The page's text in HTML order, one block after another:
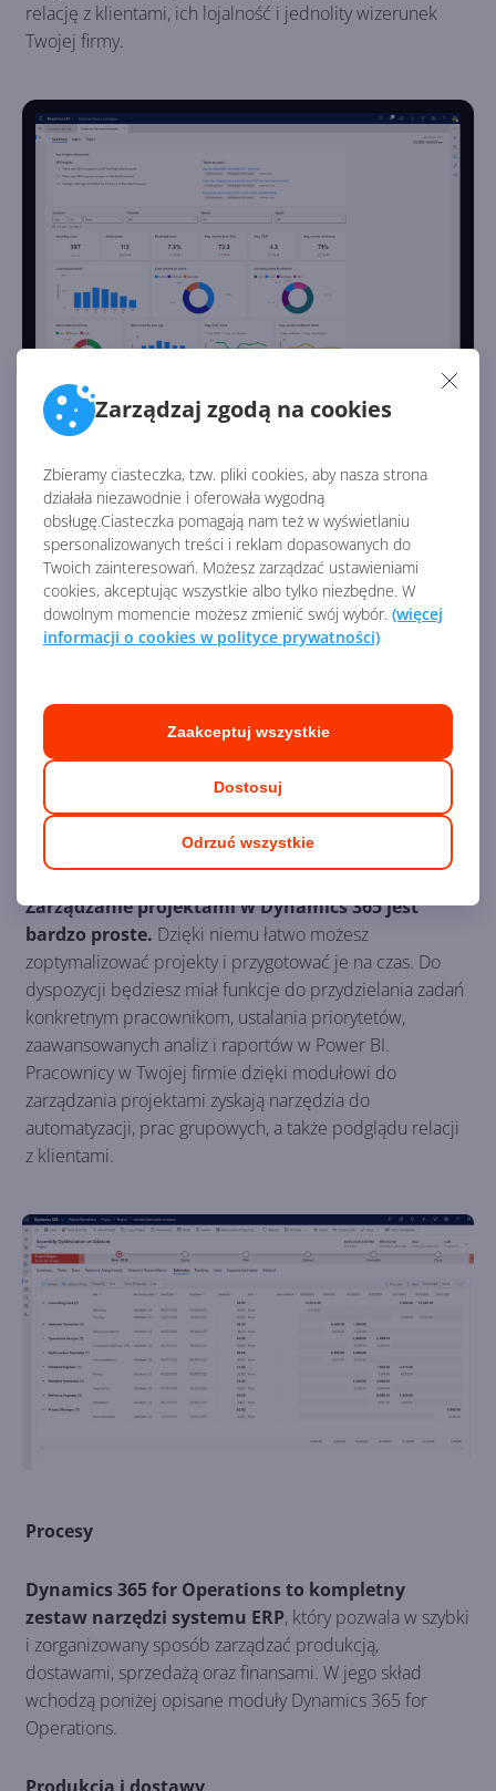
Zarządzaj zgodą na cookies
Zbieramy ciasteczka, tzw. pliki cookies, aby nasza strona
działała niezawodnie i oferowała wygodną
obsługę.Ciasteczka pomagają nam też w wyświetlaniu
spersonalizowanych treści i reklam dopasowanych do
Twoich zainteresowań. Możesz zarządzać ustawieniami
cookies, akceptując wszystkie albo tylko niezbędne. W
dowolnym momencie możesz zmienić swój wybór. (więcej
informacji o cookies w polityce prywatności)
Odrzuć wszystkie
Dostosuj
Zaakceptuj wszystkie
relację z klientami, ich lojalność i jednolity wizerunek
Twojej firmy.
Usługi
ModułUsługi w Dynamics 365— jak sama nazwa
mówi — służy do zarządzania szeroko pojętymi usługami.
Dzięki niemu możesz zarządzać zleceniami na usługi,
przydzielaniem, ilością czasu, raportowaniem i analizą.
Ponadto moduł Usługi w łatwy sposób pozwala
planować spotkania i zarządzać nimi. Nie zabrakło
bogatych wizualizacji, także geograficznych,
posiada również dedykowaną aplikację mobilną dla
pracowników, którzy dzięki niej zyskują dostęp do
czytnika kodów kreskowych, RFID, czytnika kart
kredytowych i zbierania podpisów.
Zarządzanie projektami
Zarządzanie projektami w Dynamics 365 jest
bardzo proste. Dzięki niemu łatwo możesz
zoptymalizować projekty i przygotować je na czas. Do
dyspozycji będziesz miał funkcje do przydzielania zadań
konkretnym pracownikom, ustalania priorytetów,
zaawansowanych analiz i raportów w Power BI.
Pracownicy w Twojej firmie dzięki modułowi do
zarządzania projektami zyskają narzędzia do
automatyzacji, prac grupowych, a także podglądu relacji
z klientami.
Procesy
Dynamics 365 for Operations to kompletny
zestaw narzędzi systemu ERP, który pozwala w szybki
i zorganizowany sposób zarządzać produkcją,
dostawami, sprzedażą oraz finansami. W jego skład
wchodzą poniżej opisane moduły Dynamics 365 for
Operations.